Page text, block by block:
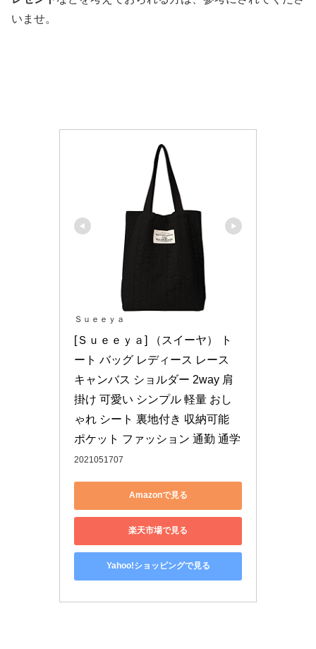
いませ。
Ｓｕｅｅｙａ
[Ｓｕｅｅｙａ] （スイーヤ） ト
ート バッグ レディース レース
キャンバス ショルダー 2way 肩
掛け 可愛い シンプル 軽量 おし
ゃれ シート 裏地付き 収納可能
ポケット ファッション 通勤 通学
2021051707
Amazonで見る
楽天市場で見る
Yahoo!ショッピングで見る